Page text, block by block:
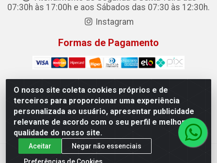
O nosso site coleta cookies próprios e de
terceiros para proporcionar uma experiência
personalizada ao usuário, apresentar publicidade
relevante de acordo com o seu perfil e melhorar a
qualidade do nosso site.
Aceitar
Negar não essenciais
Preferências de Cookies
07:30h às 17:00h e aos Sábados das 07:30 às 12:30h.
Instagram
Formas de Pagamento
Machado Carnes Distribuidora de Alimentos LTDA -
Logradouro: Avenida Candido Aleixo, 148 - Centro - Oeiras/PI
- CEP 64.500-000 - 31.391.008/0001-50